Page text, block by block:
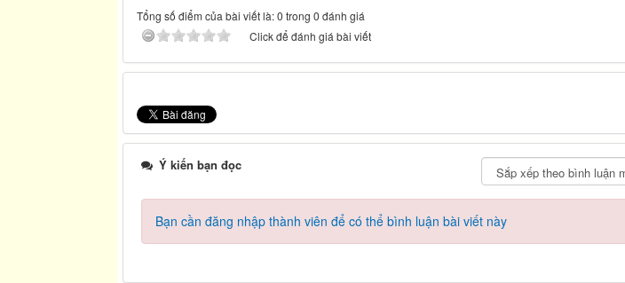
Tổng số điểm của bài viết là: 0 trong 0 đánh giá
Click để đánh giá bài viết
Ý kiến bạn đọc
Bạn cần đăng nhập thành viên để có thể bình luận bài viết này